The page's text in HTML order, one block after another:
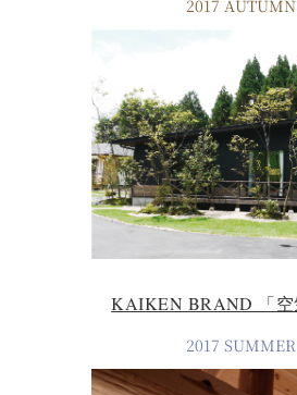
2017
KAIKEN BRAND 「空
2017